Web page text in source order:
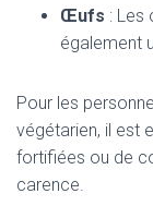
Œufs : Les
également
Pour les
végétarien, il est
fortifiées ou de
carence.